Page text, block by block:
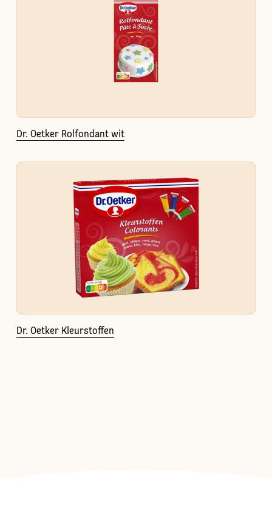
Dr. Oetker Rolfondant wit
Dr. Oetker Kleurstoffen